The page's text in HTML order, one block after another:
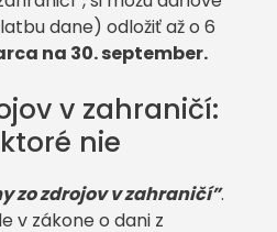
dane) odložiť až o 6
na 30. september.
v zahraničí:
nie
zo zdrojov v zahraničí”.
v zákone o dani z